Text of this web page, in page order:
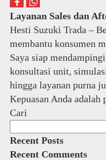
Layanan Sales dan
Hesti Suzuki Trada –
membantu konsumen
Saya siap
konsultasi unit,
hingga layanan purna
Kepuasan Anda adalah
Cari
Recent Posts
Recent Comments